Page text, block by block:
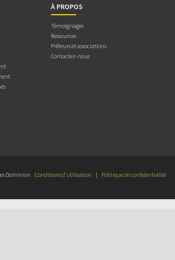
À PROPOS
Témoignages
Ressources
Prêteurs et associations
Contactez-nous
Dominion Conditions d’utilisation | Politique de confidentialité